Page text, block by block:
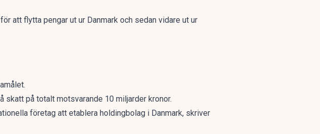
att flytta pengar ut ur Danmark och sedan vidare ut ur
skatt på totalt motsvarande 10 miljarder kronor.
företag att etablera holdingbolag i Danmark, skriver